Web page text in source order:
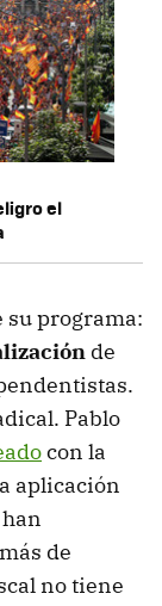
el
su programa:
de
Pablo
con la
aplicación
de
no tiene